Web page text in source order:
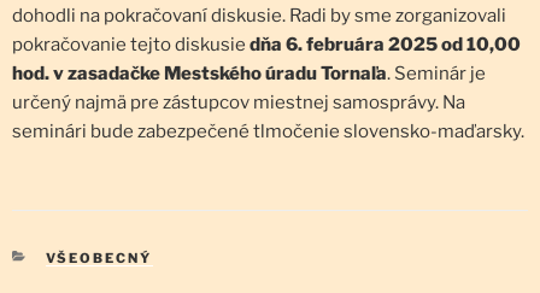
dohodli na pokračovaní diskusie. Radi by sme zorganizovali
pokračovanie tejto diskusie dňa 6. februára 2025 od 10,00
hod. v zasadačke Mestského úradu Tornaľa. Seminár je
určený najmä pre zástupcov miestnej samosprávy. Na
seminári bude zabezpečené tlmočenie slovensko-maďarsky.
KATEGÓRIE
VŠEOBECNÝ